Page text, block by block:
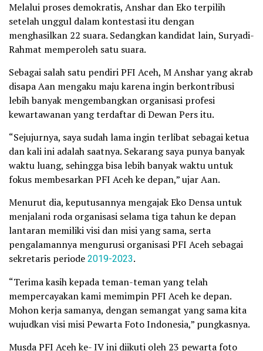
Melalui proses demokratis, Anshar dan Eko terpilih
setelah unggul dalam kontestasi itu dengan
menghasilkan 22 suara. Sedangkan kandidat lain, Suryadi-
Rahmat memperoleh satu suara.
Sebagai salah satu pendiri PFI Aceh, M Anshar yang akrab
disapa Aan mengaku maju karena ingin berkontribusi
lebih banyak mengembangkan organisasi profesi
kewartawanan yang terdaftar di Dewan Pers itu.
“Sejujurnya, saya sudah lama ingin terlibat sebagai ketua
dan kali ini adalah saatnya. Sekarang saya punya banyak
waktu luang, sehingga bisa lebih banyak waktu untuk
fokus membesarkan PFI Aceh ke depan,” ujar Aan.
Menurut dia, keputusannya mengajak Eko Densa untuk
menjalani roda organisasi selama tiga tahun ke depan
lantaran memiliki visi dan misi yang sama, serta
pengalamannya mengurusi organisasi PFI Aceh sebagai
sekretaris periode2019-2023.
“Terima kasih kepada teman-teman yang telah
mempercayakan kami memimpin PFI Aceh ke depan.
Mohon kerja samanya, dengan semangat yang sama kita
wujudkan visi misi Pewarta Foto Indonesia,” pungkasnya.
Musda PFI Aceh ke- IV ini diikuti oleh 23 pewarta foto